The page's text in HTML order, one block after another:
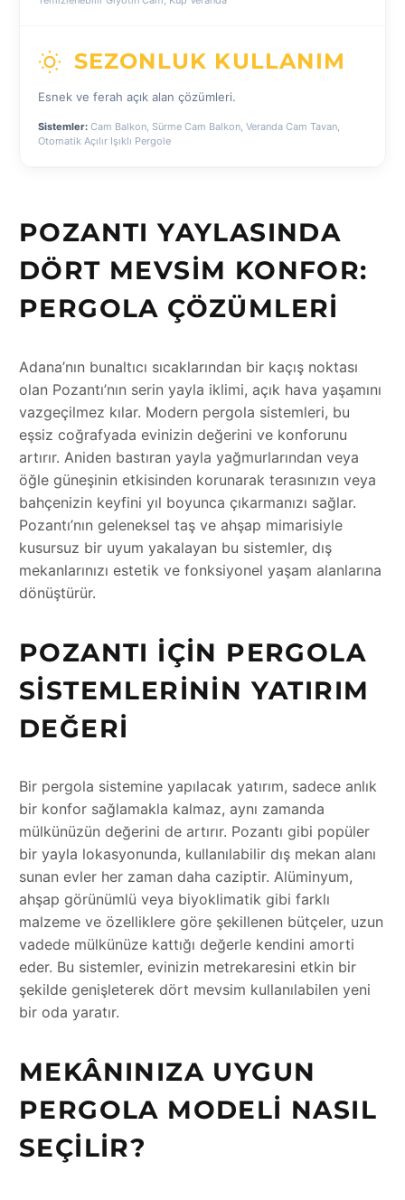
SEZONLUK KULLANIM
Esnek ve ferah açık alan çözümleri.
Sistemler: Cam Balkon, Sürme Cam Balkon, Veranda Cam Tavan,
Otomatik Açılır Işıklı Pergole
POZANTI YAYLASINDA
DÖRT MEVSIM KONFOR:
PERGOLA ÇÖZÜMLERI
Adana’nın bunaltıcı sıcaklarından bir kaçış noktası
olan Pozantı’nın serin yayla iklimi, açık hava yaşamını
vazgeçilmez kılar. Modern pergola sistemleri, bu
eşsiz coğrafyada evinizin değerini ve konforunu
artırır. Aniden bastıran yayla yağmurlarından veya
öğle güneşinin etkisinden korunarak terasınızın veya
bahçenizin keyfini yıl boyunca çıkarmanızı sağlar.
Pozantı’nın geleneksel taş ve ahşap mimarisiyle
kusursuz bir uyum yakalayan bu sistemler, dış
mekanlarınızı estetik ve fonksiyonel yaşam alanlarına
dönüştürür.
POZANTI İÇIN PERGOLA
SISTEMLERININ YATIRIM
DEĞERI
Bir pergola sistemine yapılacak yatırım, sadece anlık
bir konfor sağlamakla kalmaz, aynı zamanda
mülkünüzün değerini de artırır. Pozantı gibi popüler
bir yayla lokasyonunda, kullanılabilir dış mekan alanı
sunan evler her zaman daha caziptir. Alüminyum,
ahşap görünümlü veya biyoklimatik gibi farklı
malzeme ve özelliklere göre şekillenen bütçeler, uzun
vadede mülkünüze kattığı değerle kendini amorti
eder. Bu sistemler, evinizin metrekaresini etkin bir
şekilde genişleterek dört mevsim kullanılabilen yeni
bir oda yaratır.
MEKÂNINIZA UYGUN
PERGOLA MODELI NASIL
SEÇILIR?